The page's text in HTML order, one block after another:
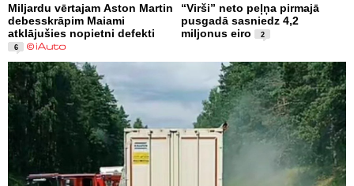
Miljardu vērtajam Aston Martin
debesskrāpim Maiami
atklājušies nopietni defekti
6
“Virši” neto peļņa pirmajā
pusgadā sasniedz 4,2
miljonus eiro
2